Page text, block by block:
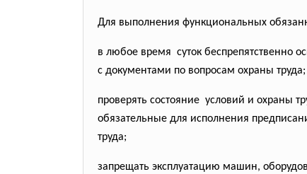
Для выполнения функциональных
в любое время суток беспрепятственно
с документами по вопросам охраны труда;
проверять состояние условий и охраны
обязательные для исполнения
труда;
запрещать эксплуатацию машин,